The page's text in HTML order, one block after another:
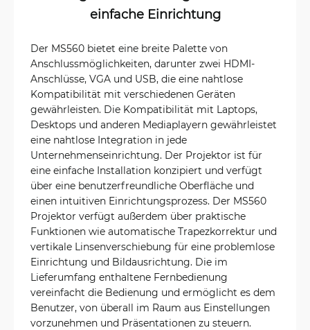
einfache Einrichtung
Der MS560 bietet eine breite Palette von
Anschlussmöglichkeiten, darunter zwei HDMI-
Anschlüsse, VGA und USB, die eine nahtlose
Kompatibilität mit verschiedenen Geräten
gewährleisten. Die Kompatibilität mit Laptops,
Desktops und anderen Mediaplayern gewährleistet
eine nahtlose Integration in jede
Unternehmenseinrichtung. Der Projektor ist für
eine einfache Installation konzipiert und verfügt
über eine benutzerfreundliche Oberfläche und
einen intuitiven Einrichtungsprozess. Der MS560
Projektor verfügt außerdem über praktische
Funktionen wie automatische Trapezkorrektur und
vertikale Linsenverschiebung für eine problemlose
Einrichtung und Bildausrichtung. Die im
Lieferumfang enthaltene Fernbedienung
vereinfacht die Bedienung und ermöglicht es dem
Benutzer, von überall im Raum aus Einstellungen
vorzunehmen und Präsentationen zu steuern.